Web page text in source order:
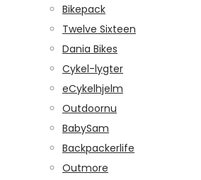
Bikepack
Twelve Sixteen
Dania Bikes
Cykel-lygter
eCykelhjelm
Outdoornu
BabySam
Backpackerlife
Outmore